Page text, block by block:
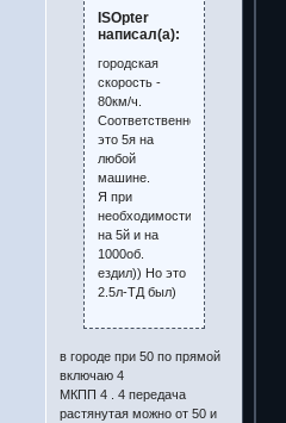
ISOpter
написал(а):
городская
скорость -
80км/ч.
Соответственно,
это 5я на
любой
машине.
Я при
необходимости
на 5й и на
1000об.
ездил)) Но это
2.5л-ТД был)
в городе при 50 по прямой
включаю 4
МКПП 4 . 4 передача
растянутая можно от 50 и